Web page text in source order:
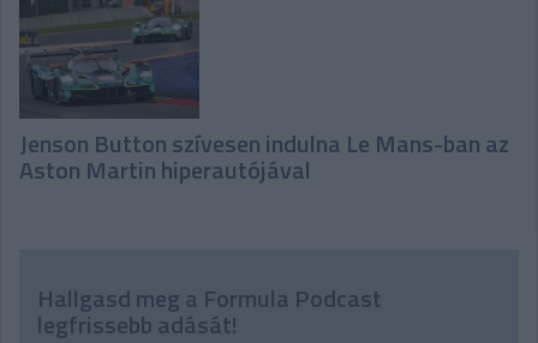
Jenson Button szívesen indulna Le Mans-ban az
Aston Martin hiperautójával
Hallgasd meg a Formula Podcast
legfrissebb adását!